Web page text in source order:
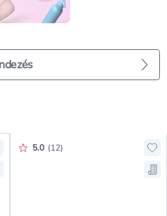
a kedvencekhez,
a bevásárló listára,
Értékelés pontszáma:
5.0 (12)